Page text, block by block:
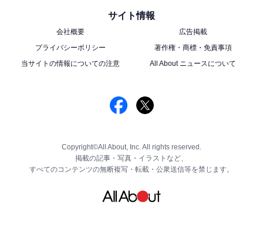
サイト情報
会社概要
広告掲載
プライバシーポリシー
著作権・商標・免責事項
当サイトの情報についての注意
All About ニュースについて
Copyright©All About, Inc. All rights reserved.
掲載の記事・写真・イラストなど、
すべてのコンテンツの無断複写・転載・公衆送信等を禁じます。